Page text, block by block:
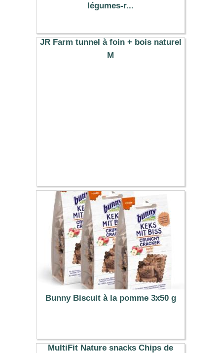
légumes-r...
3.29 €
JR Farm tunnel à foin + bois naturel
M
Bunny Biscuit à la pomme 3x50 g
9.49 €
MultiFit Nature snacks Chips de